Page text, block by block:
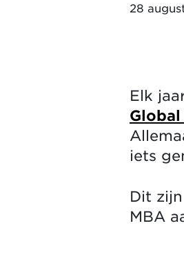
28
Elk
iets
Dit
MBA